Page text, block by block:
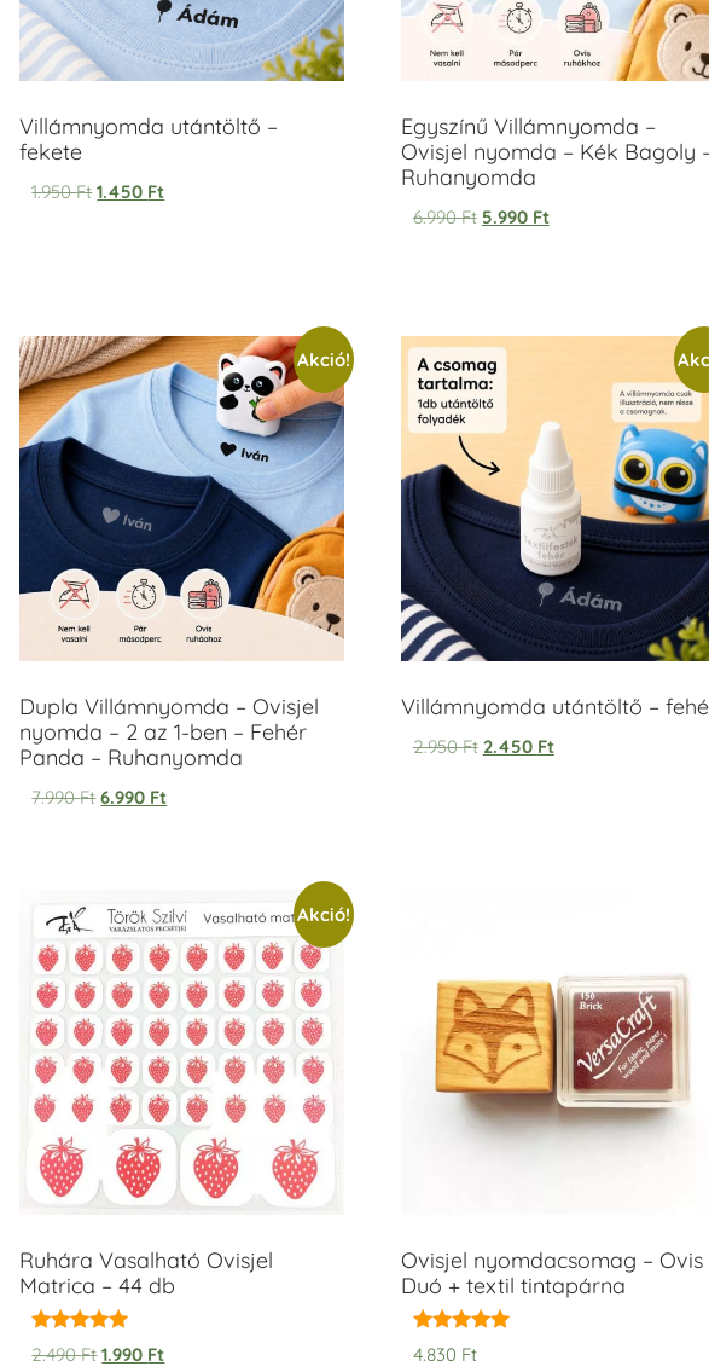
Villámnyomda utántöltő –
fekete
1.950Ft 1.450 Ft
Egyszínű Villámnyomda –
Ovisjel nyomda – Kék Bagoly
Ruhanyomda
6.990Ft 5.990 Ft
Akció!
Dupla Villámnyomda – Ovisjel
nyomda – 2 az 1-ben – Fehér
Panda – Ruhanyomda
7.990Ft 6.990 Ft
Villámnyomda utántöltő –
2.950Ft 2.450 Ft
Akció!
Ruhára Vasalható Ovisjel
Matrica – 44 db
Értékelés:
5.00
2.490Ft 1.990 Ft
Ovisjel nyomdacsomag – Ovis
Duó + textil tintapárna
Értékelés:
5.00
4.830 Ft